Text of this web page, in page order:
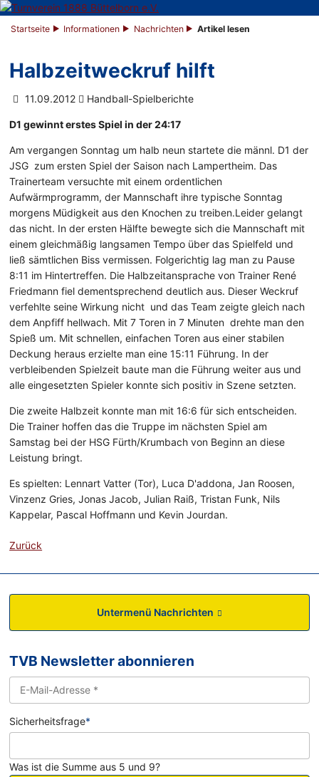
Startseite Informationen Nachrichten Artikel lesen
Halbzeitweckruf hilft
11.09.2012 Handball-Spielberichte
D1 gewinnt erstes Spiel in der 24:17
Am vergangen Sonntag um halb neun startete die männl. D1 der
JSG zum ersten Spiel der Saison nach Lampertheim. Das
Trainerteam versuchte mit einem ordentlichen
Aufwärmprogramm, der Mannschaft ihre typische Sonntag
morgens Müdigkeit aus den Knochen zu treiben.Leider gelangt
das nicht. In der ersten Hälfte bewegte sich die Mannschaft mit
einem gleichmäßig langsamen Tempo über das Spielfeld und
ließ sämtlichen Biss vermissen. Folgerichtig lag man zu Pause
8:11 im Hintertreffen. Die Halbzeitansprache von Trainer René
Friedmann fiel dementsprechend deutlich aus. Dieser Weckruf
verfehlte seine Wirkung nicht und das Team zeigte gleich nach
dem Anpfiff hellwach. Mit 7 Toren in 7 Minuten drehte man den
Spieß um. Mit schnellen, einfachen Toren aus einer stabilen
Deckung heraus erzielte man eine 15:11 Führung. In der
verbleibenden Spielzeit baute man die Führung weiter aus und
alle eingesetzten Spieler konnte sich positiv in Szene setzten.
Die zweite Halbzeit konnte man mit 16:6 für sich entscheiden.
Die Trainer hoffen das die Truppe im nächsten Spiel am
Samstag bei der HSG Fürth/Krumbach von Beginn an diese
Leistung bringt.
Es spielten: Lennart Vatter (Tor), Luca D'addona, Jan Roosen,
Vinzenz Gries, Jonas Jacob, Julian Raiß, Tristan Funk, Nils
Kappelar, Pascal Hoffmann und Kevin Jourdan.
Zurück
Untermenü Nachrichten
TVB Newsletter abonnieren
Sicherheitsfrage*
Was ist die Summe aus 5 und 9?